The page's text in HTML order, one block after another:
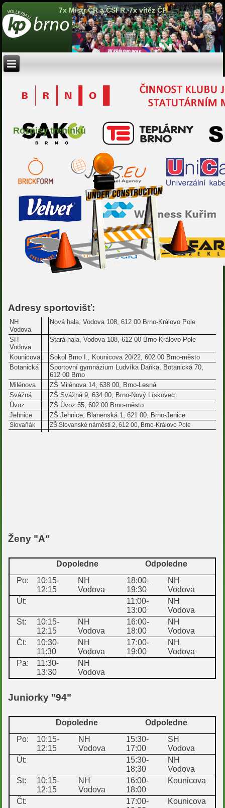
7x Mistr ČR a ČSFR, 7x vítěz ČP
Rozpisy tréninků
Adresy sportovišť:
NH
Vodova
Nová hala, Vodova 108, 612 00 Brno-Královo Pole
SH
Vodova
Stará hala, Vodova 108, 612 00 Brno-Královo Pole
Kounicova
Sokol Brno I., Kounicova 20/22, 602 00 Brno-město
Botanická
Sportovní gymnázium Ludvíka Daňka, Botanická 70,
612 00 Brno
Milénova
ZŠ Milénova 14, 638 00, Brno-Lesná
Svážná
ZŠ Svážná 9, 634 00, Brno-Nový Lískovec
Úvoz
ZŠ Úvoz 55, 602 00 Brno-město
Jehnice
ZŠ Jehnice, Blanenská 1, 621 00, Brno-Jenice
Slovaňák ZŠ Slovanské náměstí 2, 612 00, Brno-Královo Pole
Ženy "A"
Dopoledne
Odpoledne
Po:
10:15-
12:15
NH
Vodova
18:00-
19:30
NH
Vodova
Út:
11:00-
13:00
NH
Vodova
St:
10:15-
12:15
NH
Vodova
16:00-
18:00
NH
Vodova
Čt:
10:30-
11:30
NH
Vodova
17:00-
19:00
NH
Vodova
Pa:
11:30-
13:30
NH
Vodova
Juniorky "94"
Dopoledne
Odpoledne
Po:
10:15-
12:15
NH
Vodova
15:30-
17:00
SH
Vodova
Út:
15:30-
18:30
NH
Vodova
St:
10:15-
12:15
NH
Vodova
16:00-
18:00
Kounicova
Čt:
17:00-
Kounicova